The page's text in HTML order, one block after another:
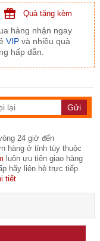
Quà tặng kèm
hàng nhận ngay
VIP và nhiều quà
hấp dẫn.
24 giờ đến
hàng ở tỉnh tùy thuộc
luôn ưu tiên giao hàng
hãy liên hệ trực tiếp
tiết